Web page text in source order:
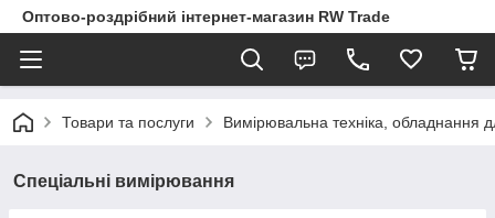
Оптово-роздрібний інтернет-магазин RW Trade
Товари та послуги Вимірювальна техніка, обладнання
Спеціальні вимірювання